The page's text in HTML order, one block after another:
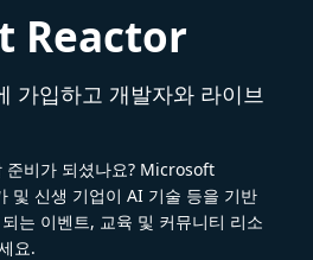
Reactor
가입하고 개발자와 라이브
준비가 되셨나요? Microsoft
및 신생 기업이 AI 기술 등을 기반
는 이벤트, 교육 및 커뮤니티 리소
요.